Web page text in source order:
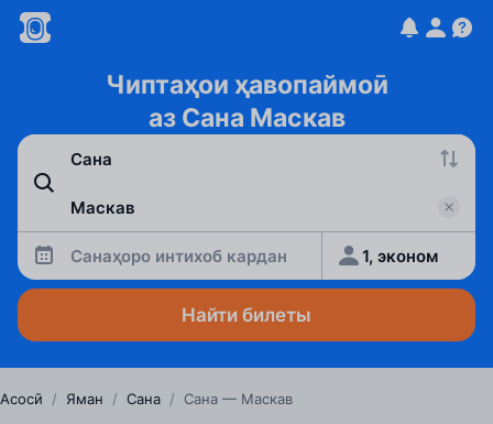
Чиптаҳои ҳавопаймоӣ
аз Сана Маскав
Санаҳоро интихоб кардан 1, эконом
Найти билеты
Асосӣ / Яман / Сана / Сана — Маскав